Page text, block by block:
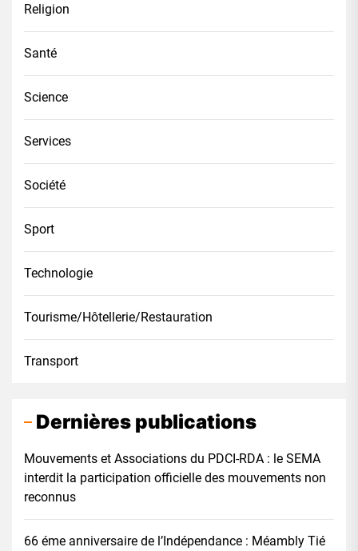
Religion
Santé
Science
Services
Société
Sport
Technologie
Tourisme/Hôtellerie/Restauration
Transport
Dernières publications
Mouvements et Associations du PDCI-RDA : le SEMA
interdit la participation officielle des mouvements non
reconnus
66 éme anniversaire de l’Indépendance : Méambly Tié